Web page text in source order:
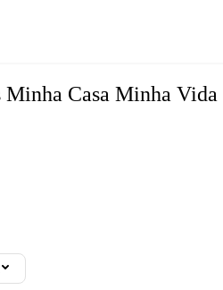
Minha Casa Minha Vida